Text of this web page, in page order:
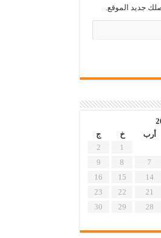
جديد الموقع.
أرب خ
ج
1
2
7
8
9
14
15
16
21
22
23
28
29
30